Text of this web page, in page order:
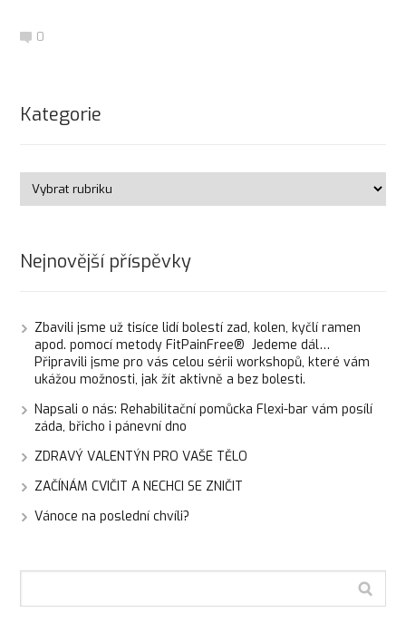
0
Kategorie
Nejnovější příspěvky
Zbavili jsme už tisíce lidí bolestí zad, kolen, kyčlí ramen
apod. pomocí metody FitPainFree® Jedeme dál…
Připravili jsme pro vás celou sérii workshopů, které vám
ukážou možnosti, jak žít aktivně a bez bolesti.
Napsali o nás: Rehabilitační pomůcka Flexi-bar vám posílí
záda, břicho i pánevní dno
ZDRAVÝ VALENTÝN PRO VAŠE TĚLO
ZAČÍNÁM CVIČIT A NECHCI SE ZNIČIT
Vánoce na poslední chvíli?